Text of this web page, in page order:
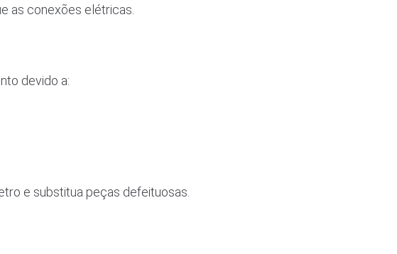
as conexões elétricas.
devido a:
e substitua peças defeituosas.